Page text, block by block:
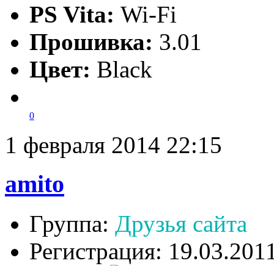
PS Vita: Wi-Fi
Прошивка: 3.01
Цвет: Black
0
1 февраля 2014 22:15
amito
Группа: Друзья сайта
Регистрация: